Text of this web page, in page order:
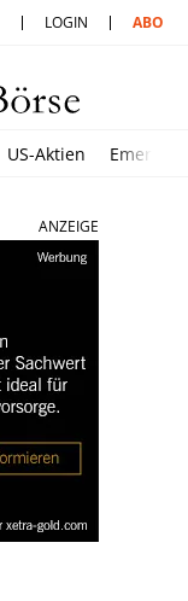
LOGIN ABO
US-Aktien
ANZEIGE